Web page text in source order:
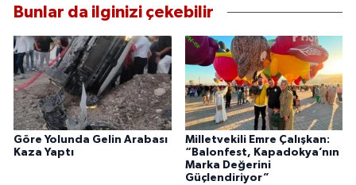
Bunlar da ilginizi çekebilir
Göre Yolunda Gelin Arabası
Kaza Yaptı
Milletvekili Emre Çalışkan:
“Balonfest, Kapadokya’nın
Marka Değerini
Güçlendiriyor”